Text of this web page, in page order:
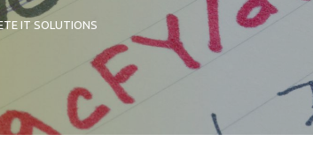
IT SOLUTIONS